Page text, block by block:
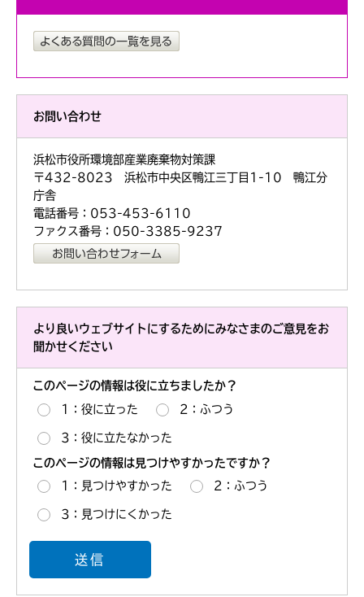
お問い合わせ
浜松市役所環境部産業廃棄物対策課
〒432-8023 浜松市中央区鴨江三丁目1-10 鴨江分
庁舎
電話番号：053-453-6110
ファクス番号：050-3385-9237
より良いウェブサイトにするためにみなさまのご意見をお
聞かせください
このページの情報は役に立ちましたか？
1：役に立った 2：ふつう
3：役に立たなかった
このページの情報は見つけやすかったですか？
1：見つけやすかった 2：ふつう
3：見つけにくかった